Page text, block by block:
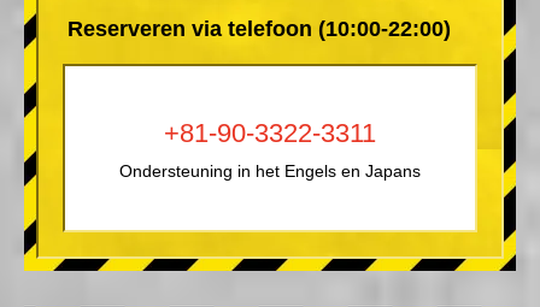
Reserveren via telefoon (10:00-22:00)
+81-90-3322-3311
Ondersteuning in het Engels en Japans